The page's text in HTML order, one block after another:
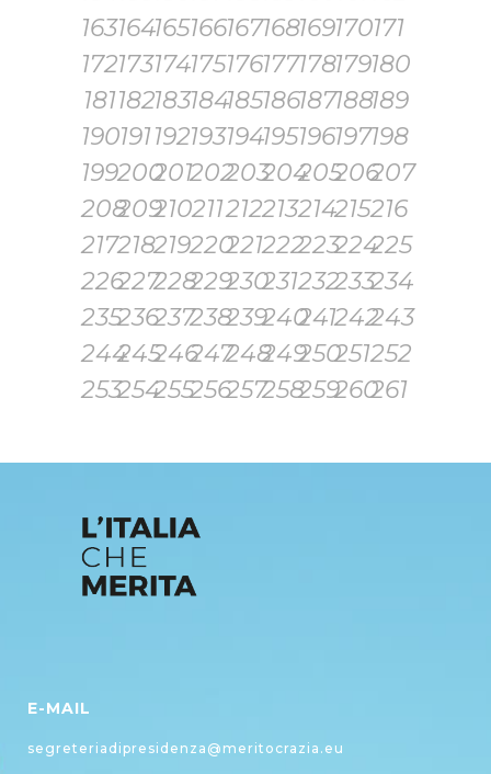
163164165166167168169170171
172173174175176177178179180
181182183184185186187188189
190191192193194195196197198
199200201202203204205206207
208209210211212213214215216
217218219220221222223224225
226227228229230231232233234
235236237238239240241242243
244245246247248249250251252
253254255256257258259260261
E-MAIL
segreteriadipresidenza@meritocrazia.eu